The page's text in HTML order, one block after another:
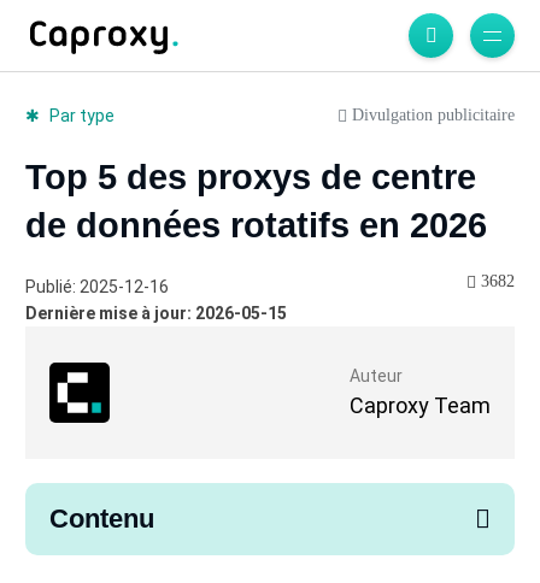
Par type Divulgation publicitaire
Top 5 des proxys de centre
de données rotatifs en 2026
Auteur
Caproxy Team
Publié: 2025-12-16
Dernière mise à jour: 2026-05-15
3682
Contenu